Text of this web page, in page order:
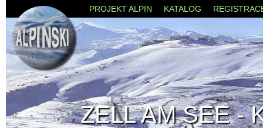
PROJEKT ALPIN KATALOG
ZELL AM SEE -